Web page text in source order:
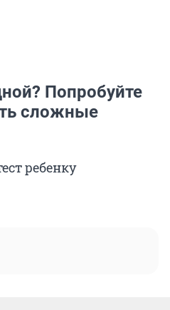
Попробуйте
сложные
ребенку